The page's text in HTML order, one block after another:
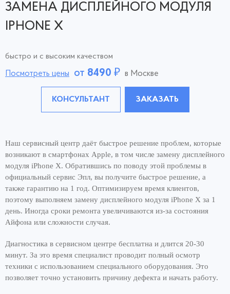
ЗАМЕНА ДИСПЛЕЙНОГО МОДУЛЯ
IPHONE X
быстро и с высоким качеством
Посмотреть цены от 8490 ₽ в Москве
КОНСУЛЬТАНТ ЗАКАЗАТЬ
Наш сервисный центр даёт быстрое решение проблем, которые
возникают в смартфонах Apple, в том числе замену дисплейного
модуля iPhone X. Обратившись по поводу этой проблемы в
официальный сервис Эпл, вы получите быстрое решение, а
также гарантию на 1 год. Оптимизируем время клиентов,
поэтому выполняем замену дисплейного модуля iPhone X за 1
день. Иногда сроки ремонта увеличиваются из-за состояния
Айфона или сложности случая.
Диагностика в сервисном центре бесплатна и длится 20-30
минут. За это время специалист проводит полный осмотр
техники с использованием специального оборудования. Это
позволяет точно установить причину дефекта и начать работу.